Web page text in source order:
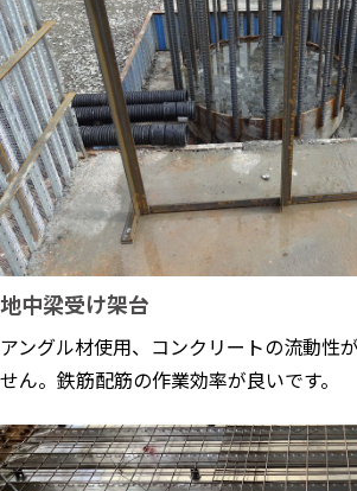
地中梁受け架台
アングル材使用、コンクリートの流動性
せん。鉄筋配筋の作業効率が良いです。